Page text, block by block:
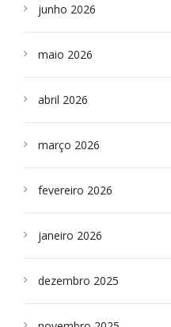
junho 2026
maio 2026
abril 2026
março 2026
fevereiro 2026
janeiro 2026
dezembro 2025